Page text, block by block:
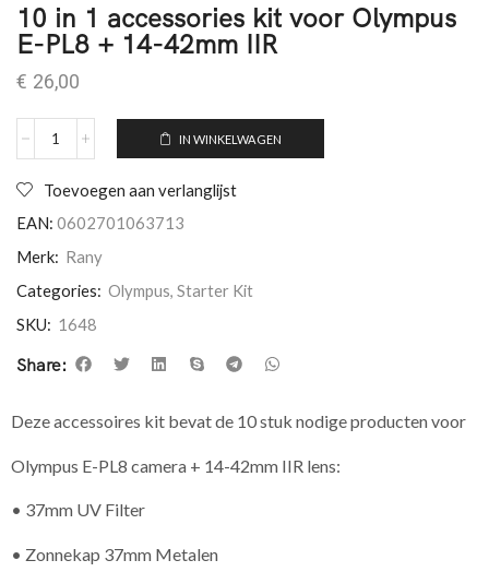
10 in 1 accessories kit voor Olympus
E-PL8 + 14-42mm IIR
€ 26,00
IN WINKELWAGEN
Toevoegen aan verlanglijst
EAN: 0602701063713
Merk: Rany
Categories: Olympus, Starter Kit
SKU: 1648
Share:
Deze accessoires kit bevat de 10 stuk nodige producten voor
Olympus E-PL8 camera + 14-42mm IIR lens:
• 37mm UV Filter
• Zonnekap 37mm Metalen